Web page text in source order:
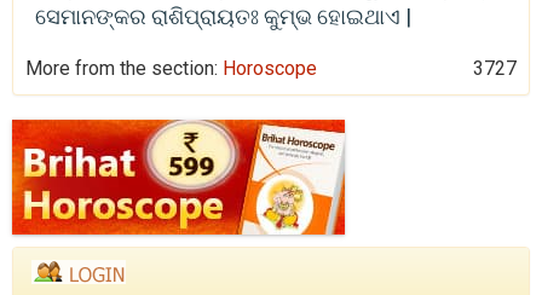
ସେମାନଙ୍କର ରାଶିପ୍ରାୟତଃ କୁମ୍ଭ ହୋଇଥାଏ |
More from the section: Horoscope 3727